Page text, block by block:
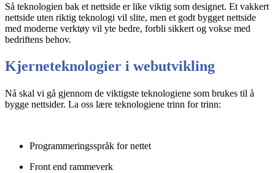
Så teknologien bak et nettside er like viktig som designet. Et vakkert
nettside uten riktig teknologi vil slite, men et godt bygget nettside
med moderne verktøy vil yte bedre, forbli sikkert og vokse med
bedriftens behov.
Kjerneteknologier i webutvikling
Nå skal vi gå gjennom de viktigste teknologiene som brukes til å
bygge nettsider. La oss lære teknologiene trinn for trinn:
Programmeringsspråk for nettet
Front end rammeverk